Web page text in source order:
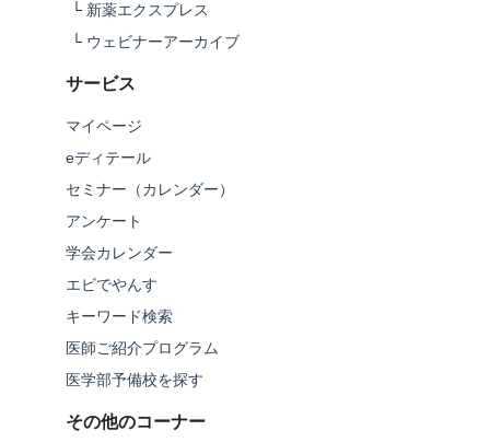
└ 新薬エクスプレス
└ ウェビナーアーカイブ
サービス
マイページ
eディテール
セミナー（カレンダー）
アンケート
学会カレンダー
エビでやんす
キーワード検索
医師ご紹介プログラム
医学部予備校を探す
その他のコーナー